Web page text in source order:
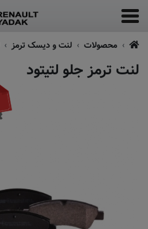
محصولات لنت و دیسک ترمز
لنت ترمز جلو لتیتود